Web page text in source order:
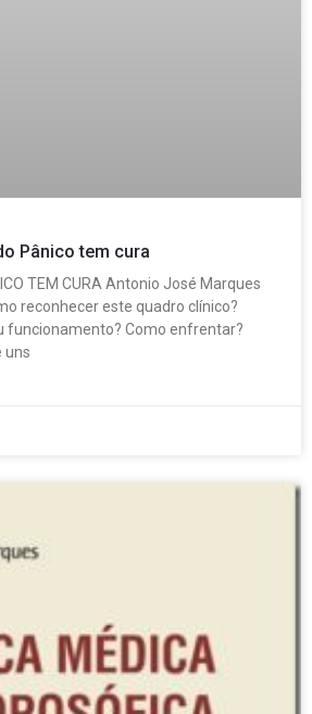
Pânico tem cura
TEM CURA Antonio José Marques
reconhecer este quadro clínico?
funcionamento? Como enfrentar?
uns